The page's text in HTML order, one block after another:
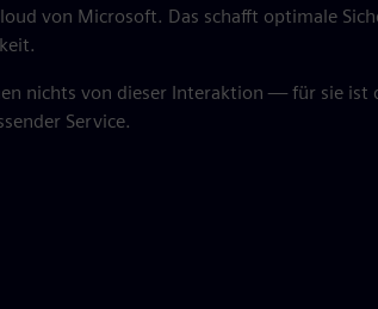
von Microsoft. Das schafft optimale
nichts von dieser Interaktion — für sie ist
Service.